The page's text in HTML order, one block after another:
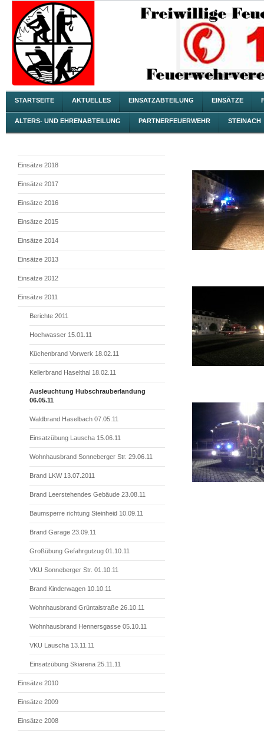
STARTSEITE AKTUELLES EINSATZABTEILUNG EINSÄTZE
ALTERS- UND EHRENABTEILUNG PARTNERFEUERWEHR STEINACH
Einsätze 2018
Einsätze 2017
Einsätze 2016
Einsätze 2015
Einsätze 2014
Einsätze 2013
Einsätze 2012
Einsätze 2011
Berichte 2011
Hochwasser 15.01.11
Küchenbrand Vorwerk 18.02.11
Kellerbrand Haselthal 18.02.11
Ausleuchtung Hubschrauberlandung
06.05.11
Waldbrand Haselbach 07.05.11
Einsatzübung Lauscha 15.06.11
Wohnhausbrand Sonneberger Str. 29.06.11
Brand LKW 13.07.2011
Brand Leerstehendes Gebäude 23.08.11
Baumsperre richtung Steinheid 10.09.11
Brand Garage 23.09.11
Großübung Gefahrgutzug 01.10.11
VKU Sonneberger Str. 01.10.11
Brand Kinderwagen 10.10.11
Wohnhausbrand Grüntalstraße 26.10.11
Wohnhausbrand Hennersgasse 05.10.11
VKU Lauscha 13.11.11
Einsatzübung Skiarena 25.11.11
Einsätze 2010
Einsätze 2009
Einsätze 2008